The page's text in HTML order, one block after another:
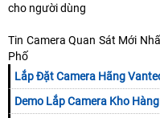
cho người dùng
Tin Camera Quan Sát Mới
Phố
Lắp Đặt Camera Hãng
Demo Lắp Camera Kho Hàng